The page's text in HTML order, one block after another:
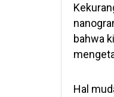
bahwa
Hal